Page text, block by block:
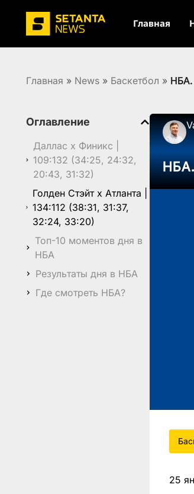
Главная
Главная » News » Баскетбол » НБА.
Оглавление
Даллас x Финикс |
109:132 (34:25, 24:32,
20:43, 31:32)
Голден Стэйт x Атланта |
134:112 (38:31, 31:37,
32:24, 33:20)
Топ-10 моментов дня в
НБА
Результаты дня в НБА
Где смотреть НБА?
25